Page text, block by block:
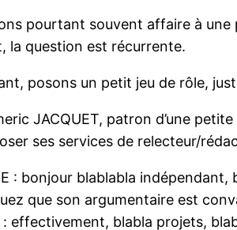
pourtant souvent affaire à une
la question est récurrente.
posons un petit jeu de rôle,
JACQUET, patron d’une
ses services de relecteur/
: bonjour blablabla
que son argumentaire est
: effectivement, blabla projets,